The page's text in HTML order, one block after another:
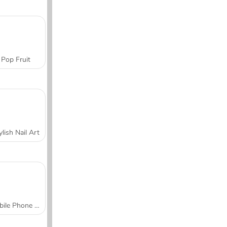
Pop Fruit
Nail Art
Mobile Phone Case Design & DIY